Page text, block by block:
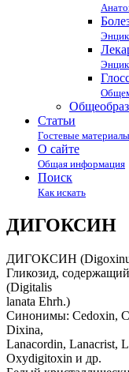
Статьи
Гостевые материалы
О сайте
Общая информация
Поиск
Как искать
ДИГОКСИН
ДИГОКСИН
Гликозид,
(Digitalis
lanata Ehrh.)
Cинонимы: Cedoxin,
Dixina,
Lanacordin, Lanacrist,
Oxydigitoxin и др.